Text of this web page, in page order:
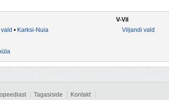
• Karksi-Nuia
V-Vil
Viljandi vald
Tagasiside Kontakt